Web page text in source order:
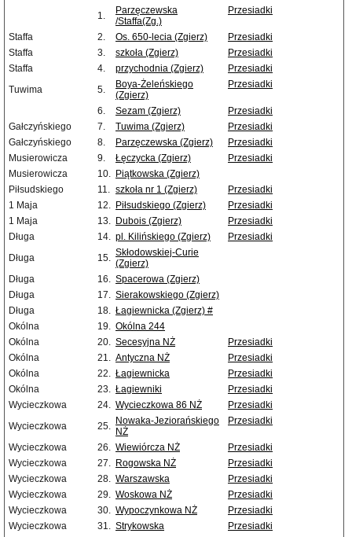
1.
Parzęczewska
/Staffa(Zg.)
Przesiadki
Staffa 2. Os. 650-lecia (Zgierz)
Przesiadki
Staffa
3. szkoła (Zgierz)
Przesiadki
Staffa
4. przychodnia (Zgierz)
Przesiadki
Tuwima
5.
Boya-Żeleńskiego
(Zgierz)
Przesiadki
6. Sezam (Zgierz)
Przesiadki
Gałczyńskiego
7. Tuwima (Zgierz)
Przesiadki
Gałczyńskiego
8. Parzęczewska (Zgierz)
Przesiadki
Musierowicza
9. Łęczycka (Zgierz)
Przesiadki
Musierowicza
10. Piątkowska (Zgierz)
Piłsudskiego
11. szkoła nr 1 (Zgierz)
Przesiadki
1 Maja
12. Piłsudskiego (Zgierz)
Przesiadki
1 Maja
13. Dubois (Zgierz)
Przesiadki
Długa
14. pl. Kilińskiego (Zgierz)
Przesiadki
Długa
15. Skłodowskiej-Curie
(Zgierz)
Długa
16. Spacerowa (Zgierz)
Długa
17. Sierakowskiego (Zgierz)
Długa
18. Łagiewnicka (Zgierz) #
Okólna
19. Okólna 244
Okólna
20. Secesyjna NŻ
Przesiadki
Okólna
21. Antyczna NŻ
Przesiadki
Okólna
22. Łagiewnicka
Przesiadki
Okólna
23. Łagiewniki
Przesiadki
Wycieczkowa
24. Wycieczkowa 86 NŻ
Przesiadki
Wycieczkowa
25. Nowaka-Jeziorańskiego
NŻ
Przesiadki
Wycieczkowa 26. Wiewiórcza NŻ
Przesiadki
Wycieczkowa
27. Rogowska NŻ
Przesiadki
Wycieczkowa
28. Warszawska
Przesiadki
Wycieczkowa
29. Woskowa NŻ
Przesiadki
Wycieczkowa
30. Wypoczynkowa NŻ
Przesiadki
Wycieczkowa
31. Strykowska
Przesiadki